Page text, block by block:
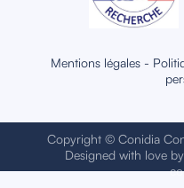
Mentions légales-
Copyright © Conidia
Designed with love by